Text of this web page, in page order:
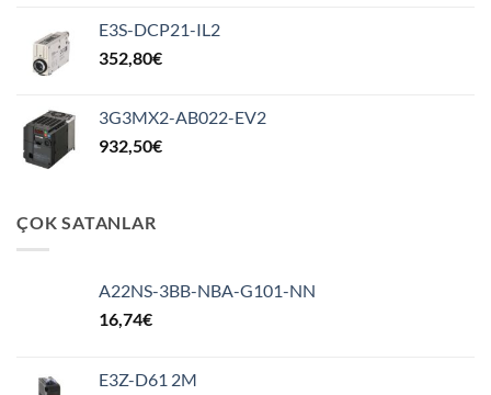
E3S-DCP21-IL2
352,80€
3G3MX2-AB022-EV2
932,50€
ÇOK SATANLAR
A22NS-3BB-NBA-G101-NN
16,74€
E3Z-D61 2M